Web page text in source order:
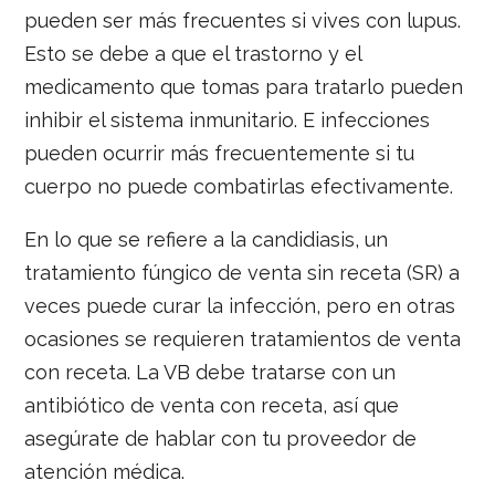
pueden ser más frecuentes si vives con lupus.
Esto se debe a que el trastorno y el
medicamento que tomas para tratarlo pueden
inhibir el sistema inmunitario. E infecciones
pueden ocurrir más frecuentemente si tu
cuerpo no puede combatirlas efectivamente.
En lo que se refiere a la candidiasis, un
tratamiento fúngico de venta sin receta (SR) a
veces puede curar la infección, pero en otras
ocasiones se requieren tratamientos de venta
con receta. La VB debe tratarse con un
antibiótico de venta con receta, así que
asegúrate de hablar con tu proveedor de
atención médica.